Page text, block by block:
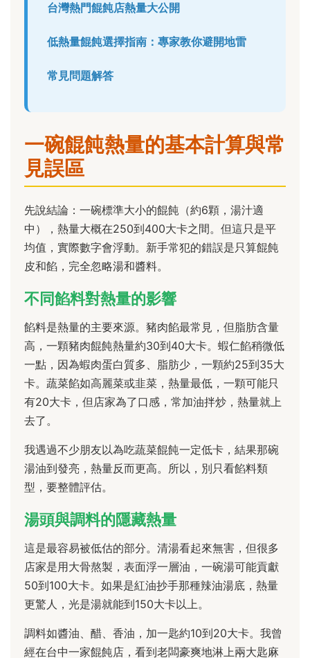
台灣熱門餛飩店熱量大公開
低熱量餛飩選擇指南：專家教你避開地雷
常見問題解答
一碗餛飩熱量的基本計算與常
見誤區
先說結論：一碗標準大小的餛飩（約6顆，湯汁適
中），熱量大概在250到400大卡之間。但這只是平
均值，實際數字會浮動。新手常犯的錯誤是只算餛飩
皮和餡，完全忽略湯和醬料。
不同餡料對熱量的影響
餡料是熱量的主要來源。豬肉餡最常見，但脂肪含量
高，一顆豬肉餛飩熱量約30到40大卡。蝦仁餡稍微低
一點，因為蝦肉蛋白質多、脂肪少，一顆約25到35大
卡。蔬菜餡如高麗菜或韭菜，熱量最低，一顆可能只
有20大卡，但店家為了口感，常加油拌炒，熱量就上
去了。
我遇過不少朋友以為吃蔬菜餛飩一定低卡，結果那碗
湯油到發亮，熱量反而更高。所以，別只看餡料類
型，要整體評估。
湯頭與調料的隱藏熱量
這是最容易被低估的部分。清湯看起來無害，但很多
店家是用大骨熬製，表面浮一層油，一碗湯可能貢獻
50到100大卡。如果是紅油抄手那種辣油湯底，熱量
更驚人，光是湯就能到150大卡以上。
調料如醬油、醋、香油，加一匙約10到20大卡。我曾
經在台中一家餛飩店，看到老闆豪爽地淋上兩大匙麻